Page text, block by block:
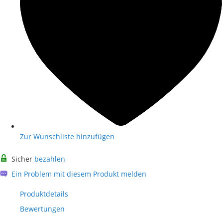
Zur Wunschliste hinzufügen
Sicher bezahlen
Ein Problem mit diesem Produkt melden
Produktdetails
Bewertungen